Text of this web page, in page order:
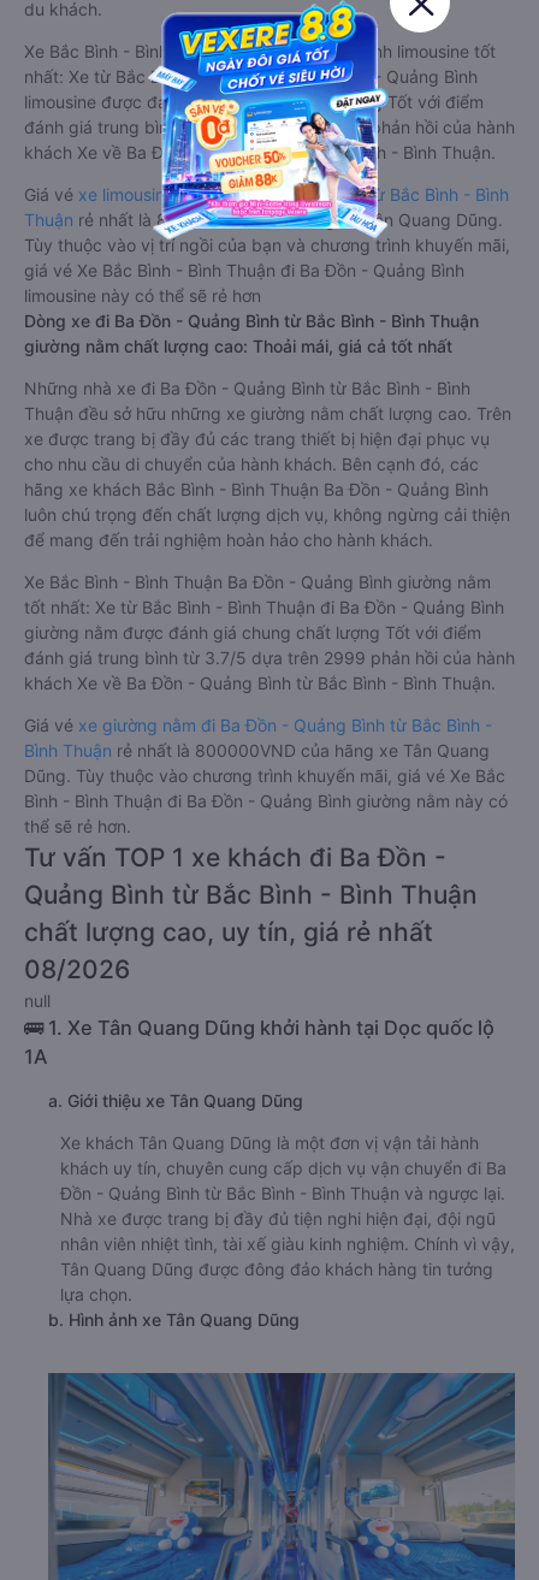
du khách.
Xe Bắc Bình - Bình Thuận Ba Đồn - Quảng Bình limousine tốt
nhất: Xe từ Bắc Bình - Bình Thuận đi Ba Đồn - Quảng Bình
limousine được đánh giá chung có chất lượng Tốt với điểm
đánh giá trung bình từ 3.7/5 dựa trên 2999 phản hồi của hành
khách Xe về Ba Đồn - Quảng Bình từ Bắc Bình - Bình Thuận.
Giá vé xe limousine đi Ba Đồn - Quảng Bình từ Bắc Bình - Bình
Thuận rẻ nhất là 800000VND của hãng xe Tân Quang Dũng.
Tùy thuộc vào vị trí ngồi của bạn và chương trình khuyến mãi,
giá vé Xe Bắc Bình - Bình Thuận đi Ba Đồn - Quảng Bình
limousine này có thể sẽ rẻ hơn
Dòng xe đi Ba Đồn - Quảng Bình từ Bắc Bình - Bình Thuận
giường nằm chất lượng cao: Thoải mái, giá cả tốt nhất
Những nhà xe đi Ba Đồn - Quảng Bình từ Bắc Bình - Bình
Thuận đều sở hữu những xe giường nằm chất lượng cao. Trên
xe được trang bị đầy đủ các trang thiết bị hiện đại phục vụ
cho nhu cầu di chuyển của hành khách. Bên cạnh đó, các
hãng xe khách Bắc Bình - Bình Thuận Ba Đồn - Quảng Bình
luôn chú trọng đến chất lượng dịch vụ, không ngừng cải thiện
để mang đến trải nghiệm hoàn hảo cho hành khách.
Xe Bắc Bình - Bình Thuận Ba Đồn - Quảng Bình giường nằm
tốt nhất: Xe từ Bắc Bình - Bình Thuận đi Ba Đồn - Quảng Bình
giường nằm được đánh giá chung chất lượng Tốt với điểm
đánh giá trung bình từ 3.7/5 dựa trên 2999 phản hồi của hành
khách Xe về Ba Đồn - Quảng Bình từ Bắc Bình - Bình Thuận.
Giá vé xe giường nằm đi Ba Đồn - Quảng Bình từ Bắc Bình -
Bình Thuận rẻ nhất là 800000VND của hãng xe Tân Quang
Dũng. Tùy thuộc vào chương trình khuyến mãi, giá vé Xe Bắc
Bình - Bình Thuận đi Ba Đồn - Quảng Bình giường nằm này có
thể sẽ rẻ hơn.
Tư vấn TOP 1 xe khách đi Ba Đồn -
Quảng Bình từ Bắc Bình - Bình Thuận
chất lượng cao, uy tín, giá rẻ nhất
08/2026
null
🚌 1. Xe Tân Quang Dũng khởi hành tại Dọc quốc lộ
1A
a. Giới thiệu xe Tân Quang Dũng
Xe khách Tân Quang Dũng là một đơn vị vận tải hành
khách uy tín, chuyên cung cấp dịch vụ vận chuyển đi Ba
Đồn - Quảng Bình từ Bắc Bình - Bình Thuận và ngược lại.
Nhà xe được trang bị đầy đủ tiện nghi hiện đại, đội ngũ
nhân viên nhiệt tình, tài xế giàu kinh nghiệm. Chính vì vậy,
Tân Quang Dũng được đông đảo khách hàng tin tưởng
lựa chọn.
b. Hình ảnh xe Tân Quang Dũng